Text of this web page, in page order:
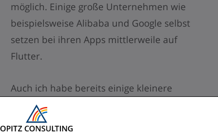
möglich. Einige große Unternehmen wie
beispielsweise Alibaba und Google selbst
setzen bei ihren Apps mittlerweile auf
Flutter.
Auch ich habe bereits einige kleinere
Beispielsprojekte realisiert und wurde bin
begeistert von der schnellen Realisierung.